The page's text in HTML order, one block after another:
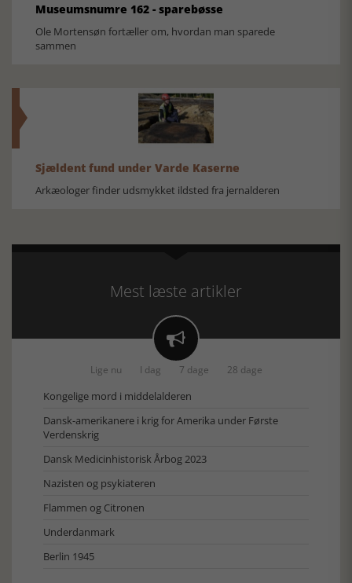
Museumsnumre 162 - sparebøsse
Ole Mortensøn fortæller om, hvordan man sparede
sammen
Sjældent fund under Varde Kaserne
Arkæologer finder udsmykket ildsted fra jernalderen
Mest læste artikler

Lige nu I dag 7 dage 28 dage
Kongelige mord i middelalderen
Dansk-amerikanere i krig for Amerika under Første
Verdenskrig
Dansk Medicinhistorisk Årbog 2023
Nazisten og psykiateren
Flammen og Citronen
Underdanmark
Berlin 1945